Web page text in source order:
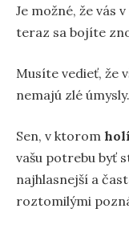
Je možné, že vás
teraz sa bojíte
Musíte vedieť, že
nemajú zlé
Sen, v ktorom
vašu potrebu byť
najhlasnejší a
roztomilými